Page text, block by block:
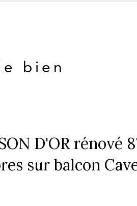
D'OR rénové
sur balcon
bien